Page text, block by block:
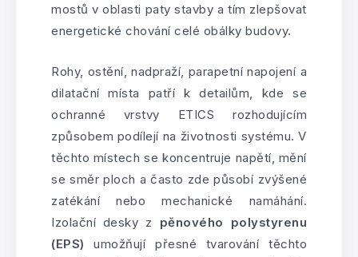
mostů v oblasti paty stavby a tím zlepšovat
energetické chování celé obálky budovy.
Rohy, ostění, nadpraží, parapetní napojení a
dilatační místa patří k detailům, kde se
ochranné vrstvy ETICS rozhodujícím
způsobem podílejí na životnosti systému. V
těchto místech se koncentruje napětí, mění
se směr ploch a často zde působí zvýšené
zatékání nebo mechanické namáhání.
Izolační desky z pěnového polystyrenu
(EPS) umožňují přesné tvarování těchto